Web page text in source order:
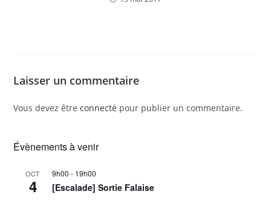
Laisser un commentaire
Vous devez êtreconnecté pour publier un commentaire.
Évènements à venir
OCT
4
9h00 - 19h00
[Escalade] Sortie Falaise